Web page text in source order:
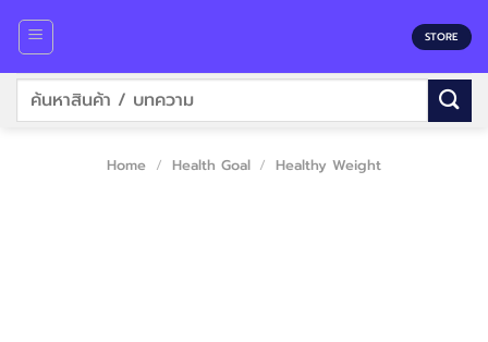
content
STORE
Search
Home / Health Goal / Healthy Weight